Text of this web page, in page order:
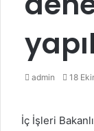
admin
Bir 18
İç İşleri